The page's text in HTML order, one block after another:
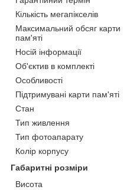
Кількість мегапікселів
Максимальний обсяг карти
пам'яті
Носій інформації
Об'єктив в комплекті
Особливості
Підтримувані карти пам'яті
Стан
Тип живлення
Тип фотоапарату
Колір корпусу
Габаритні розміри
Висота